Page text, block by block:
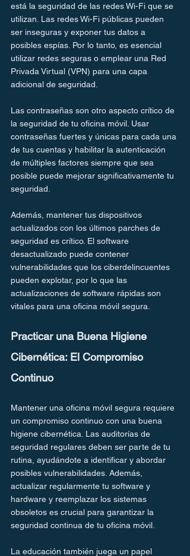
está la seguridad de las redes Wi-Fi que se
utilizan. Las redes Wi-Fi públicas pueden
ser inseguras y exponer tus datos a
posibles espías. Por lo tanto, es esencial
utilizar redes seguras o emplear una Red
Privada Virtual (VPN) para una capa
adicional de seguridad.
Las contraseñas son otro aspecto crítico de
la seguridad de tu oficina móvil. Usar
contraseñas fuertes y únicas para cada una
de tus cuentas y habilitar la autenticación
de múltiples factores siempre que sea
posible puede mejorar significativamente tu
seguridad.
Además, mantener tus dispositivos
actualizados con los últimos parches de
seguridad es crítico. El software
desactualizado puede contener
vulnerabilidades que los ciberdelincuentes
pueden explotar, por lo que las
actualizaciones de software rápidas son
vitales para una oficina móvil segura.
Practicar una Buena Higiene
Cibernética: El Compromiso
Continuo
Mantener una oficina móvil segura requiere
un compromiso continuo con una buena
higiene cibernética. Las auditorías de
seguridad regulares deben ser parte de tu
rutina, ayudándote a identificar y abordar
posibles vulnerabilidades. Además,
actualizar regularmente tu software y
hardware y reemplazar los sistemas
obsoletos es crucial para garantizar la
seguridad continua de tu oficina móvil.
La educación también juega un papel